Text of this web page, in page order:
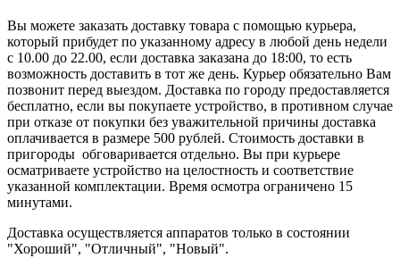
Вы можете заказать доставку товара с помощью курьера,
который прибудет по указанному адресу в любой день недели
с 10.00 до 22.00, если доставка заказана до 18:00, то есть
возможность доставить в тот же день. Курьер обязательно Вам
позвонит перед выездом. Доставка по городу предоставляется
бесплатно, если вы покупаете устройство, в противном случае
при отказе от покупки без уважительной причины доставка
оплачивается в размере 500 рублей. Стоимость доставки в
пригороды обговаривается отдельно. Вы при курьере
осматриваете устройство на целостность и соответствие
указанной комплектации. Время осмотра ограничено 15
минутами.
Доставка осуществляется аппаратов только в состоянии
"Хороший", "Отличный", "Новый".